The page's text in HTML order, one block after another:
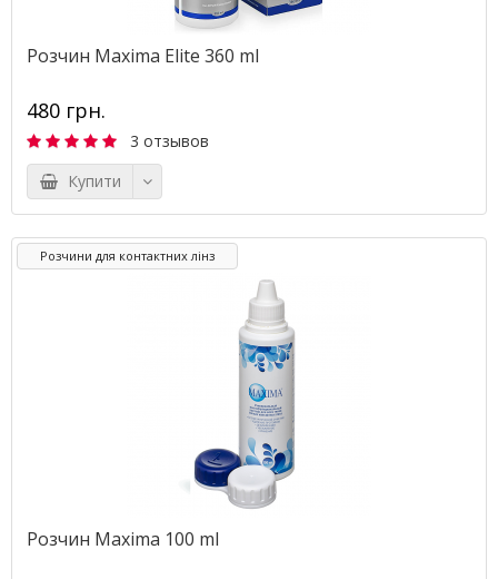
Розчин Maxima Elite 360 ml
480 грн.
3 отзывов
Купити
Розчини для контактних лінз
Розчин Maxima 100 ml